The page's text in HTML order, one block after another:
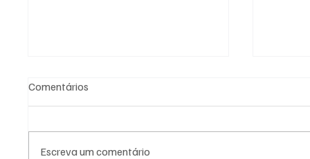
Comentários
Escreva um comentário